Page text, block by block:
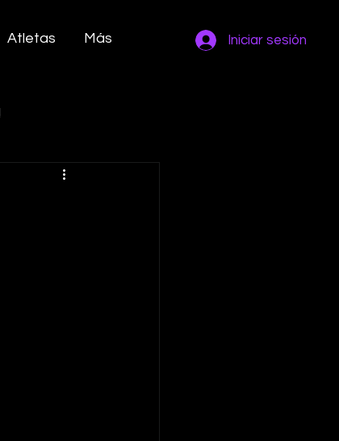
Atletas Más Iniciar sesión